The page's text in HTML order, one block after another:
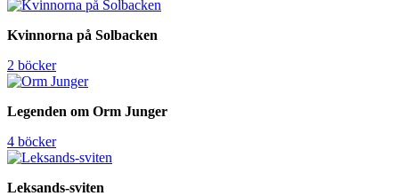
Kvinnorna på Solbacken
2 böcker
Legenden om Orm Junger
4 böcker
Leksands-sviten